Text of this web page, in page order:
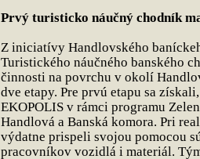
Prvý turisticko náučný chodník
Z iniciatívy Handlovského
Turistického náučného banského
činnosti na povrchu v okolí
dve etapy. Pre prvú etapu sa
EKOPOLIS v rámci programu
Handlová a Banská komora. Pri
výdatne prispeli svojou pomocou
pracovníkov vozidlá i materiál.